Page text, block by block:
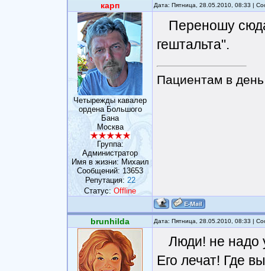
карп Дата: Пятница, 28.05.2010, 08:33 |
Четырежды кавалер
ордена Большого
Бана
Москва
Группа:
Администратор
Имя в жизни: Михаил
Сообщений: 13653
Репутация: 22
Статус:Offline
Переношу
гештальта".
Пациентам в
brunhilda Дата: Пятница, 28.05.2010, 08:33 |
Люди! не надо
Его лечат! Где